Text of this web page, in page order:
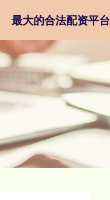
最大的合法配资平台